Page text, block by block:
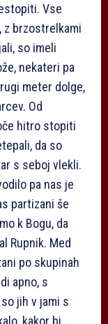
Vse
z brzostrelkami
so imeli
nekateri pa
meter dolge,
Od
hitro stopiti
da so
s seboj vlekli.
pa nas je
partizani še
k Bogu, da
Rupnik. Med
po skupinah
apno, s
jih v jami s
kakor bi